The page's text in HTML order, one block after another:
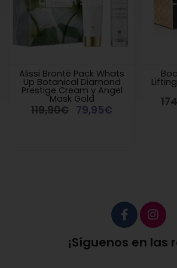
Alissi Brontë Pack Whats
Up Botanical Diamond
Prestige Cream y Angel
Mask Gold
119,90€ 79,95€
¡Síguenos en las